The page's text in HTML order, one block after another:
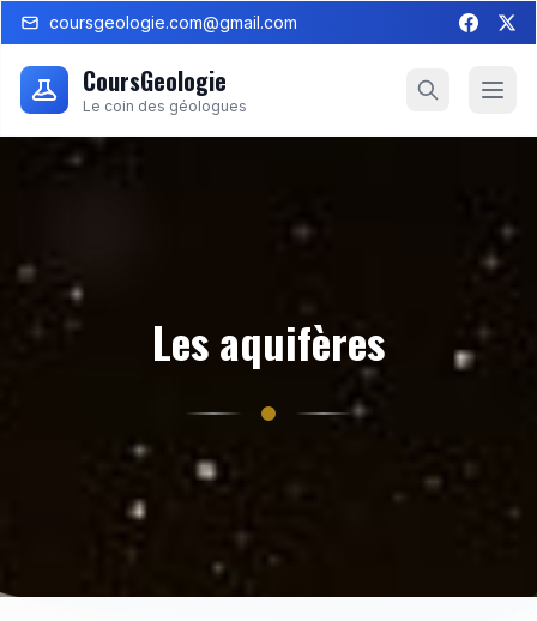
coursgeologie.com@gmail.com
CoursGeologie
Le coin des géologues
Les aquifères